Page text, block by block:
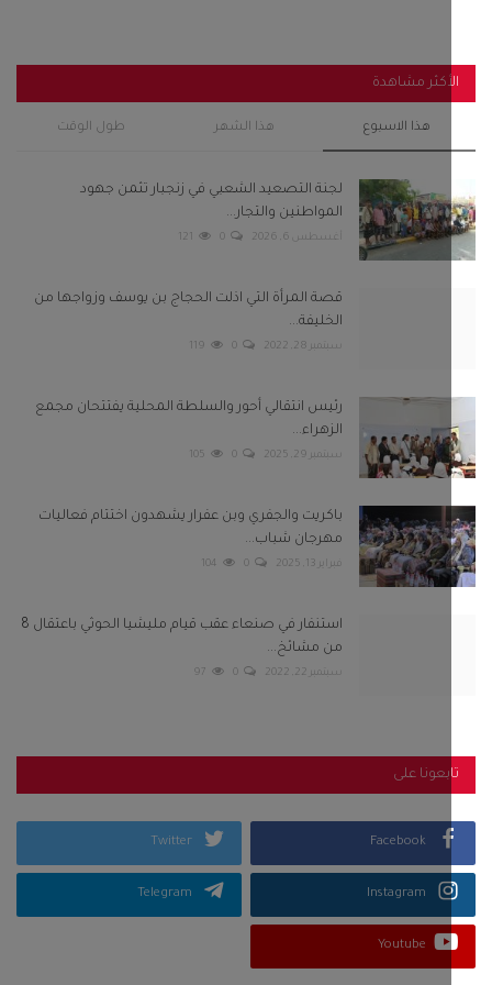
مشاهدة
هذا الاسبوع هذا الشهر طول الوقت
لجنة التصعيد الشعبي في زنجبار تثمن جهود
المواطنين والتجار...
أغسطس 6, 2026 0
121
قصة المرأة التي اذلت الحجاج بن يوسف وزواجها من
الخليفة...
0
119
رئيس انتقالي أحور والسلطة المحلية يفتتحان مجمع
الزهراء...
سبتمبر 29, 2025 0
105
باكريت والجفري وبن عفرار يشهدون اختتام فعاليات
مهرجان شباب...
فبراير 13, 2025 0
104
استنفار في صنعاء عقب قيام مليشيا الحوثي باعتقال 8
من مشائخ...
0
97
على
Facebook
Twitter
Instagram
Telegram
Youtube